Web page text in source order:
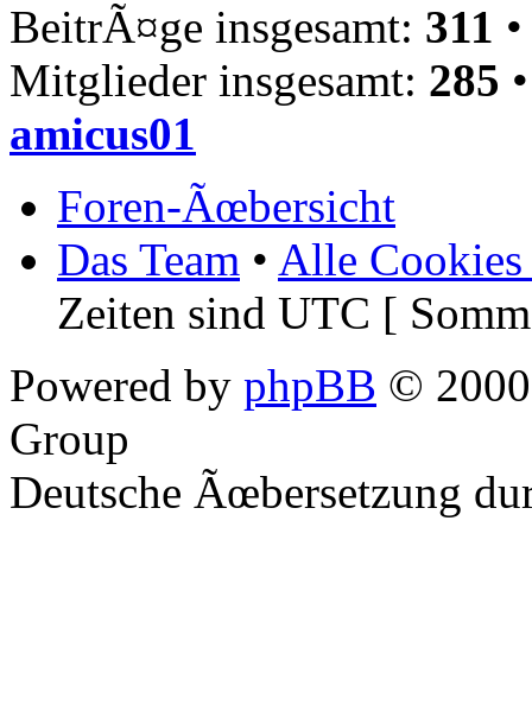
BeitrÃ¤ge insgesamt: 311
Mitglieder insgesamt: 285
amicus01
Foren-Ãœbersicht
Das Team • Alle Cookies
Zeiten sind UTC [
Powered by phpBB ©
Group
Deutsche Ãœbersetzung